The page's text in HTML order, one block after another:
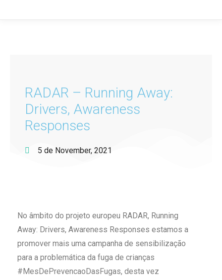
RADAR – Running Away:
Drivers, Awareness
Responses
5 de November, 2021
No âmbito do projeto europeu RADAR, Running
Away: Drivers, Awareness Responses estamos a
promover mais uma campanha de sensibilização
para a problemática da fuga de crianças
#MesDePrevencaoDasFugas, desta vez